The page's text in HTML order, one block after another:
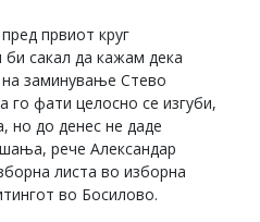
првиот круг
би сакал да кажам дека
заминување Стево
го фати целосно се изгуби,
но до денес не даде
рече Александар
листа во изборна
во Босилово.